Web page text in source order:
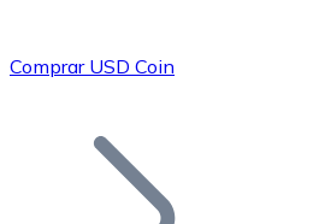
Bitcoin
Comprar USD Coin